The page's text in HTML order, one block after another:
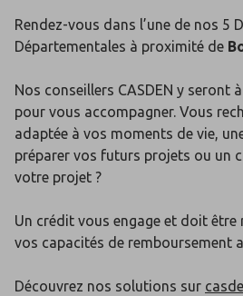
Rendez-vous dans l’une de nos 5
Départementales à proximité de
Nos conseillers CASDEN y seront
pour vous accompagner. Vous
adaptée à vos moments de vie,
préparer vos futurs projets ou un
votre projet ?
Un crédit vous engage et doit être
vos capacités de remboursement
Découvrez nos solutions sur